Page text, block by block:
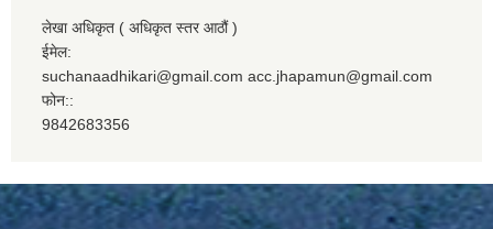
लेखा अधिकृत ( अधिकृत स्तर आठौं )
ईमेल:
suchanaadhikari@gmail.com acc.jhapamun@gmail.com
फोन::
9842683356